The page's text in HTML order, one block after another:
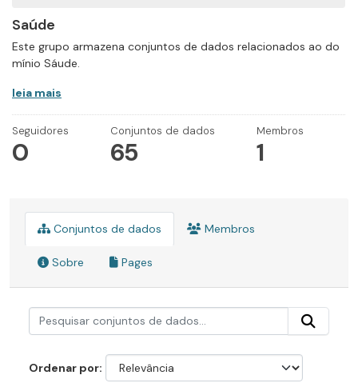
Saúde
Este grupo armazena conjuntos de dados relacionados ao do
mínio Sáude.
leia mais
Seguidores
0
Conjuntos de dados
65
Membros
1
Conjuntos de dados Membros
Sobre Pages
Ordenar por